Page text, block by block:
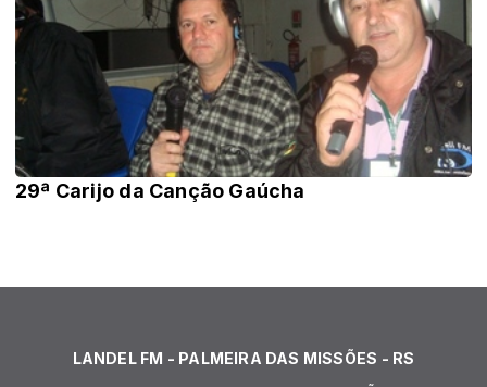
29ª Carijo da Canção Gaúcha
LANDEL FM - PALMEIRA DAS MISSÕES - RS